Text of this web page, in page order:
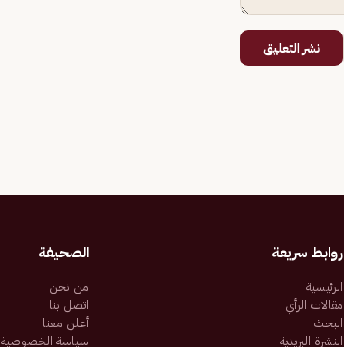
نشر التعليق
روابط سريعة
الرئيسية
مقالات الرأي
البحث
النشرة البريدية
الصحيفة
من نحن
اتصل بنا
أعلن معنا
سياسة الخصوصية